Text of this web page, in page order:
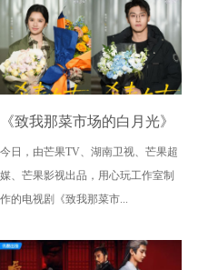
《致我那菜市场的白月光》
杀青 张婧仪陈靖可心向野互
成光
今日，由芒果TV、湖南卫视、芒果超
媒、芒果影视出品，用心玩工作室制
作的电视剧《致我那菜市...